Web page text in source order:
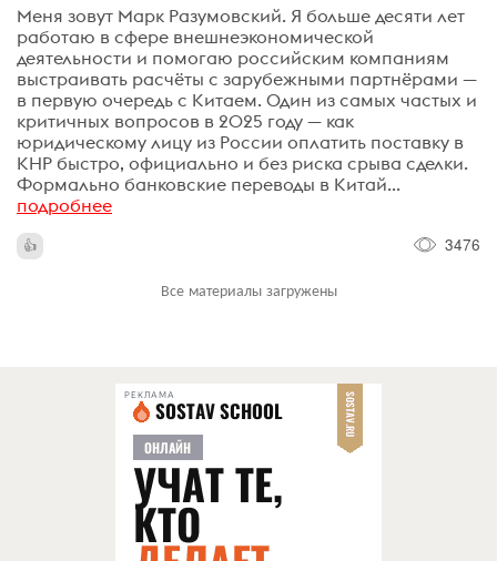
Меня зовут Марк Разумовский. Я больше десяти лет
работаю в сфере внешнеэкономической
деятельности и помогаю российским компаниям
выстраивать расчёты с зарубежными партнёрами —
в первую очередь с Китаем. Один из самых частых и
критичных вопросов в 2025 году — как
юридическому лицу из России оплатить поставку в
КНР быстро, официально и без риска срыва сделки.
Формально банковские переводы в Китай...
подробнее
3476
Все материалы загружены
РЕКЛАМА